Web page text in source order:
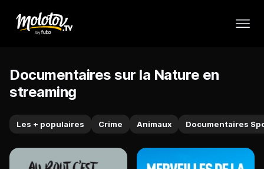
Les + populaires Crime Animaux Documentaires
Documentaires sur la Nature en
streaming